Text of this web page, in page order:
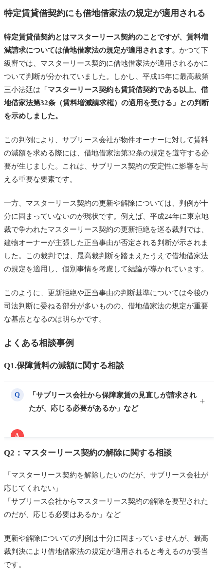
特定賃貸借契約にも借地借家法の規定が適用される
特定賃貸借契約とはマスターリース契約のことですが、賃料増
減請求については借地借家法の規定が適用されます。 かつて下
級審では、マスターリース契約に借地借家法が適用されるかに
ついて判断が分かれていました。しかし、平成15年に最高裁第
三小法廷は 「マスターリース契約も賃貸借契約である以上、借
地借家法第32条（賃料増減請求権）の適用を受ける」との判断
を示めしました。
この判例により、サブリース会社が物件オーナーに対して賃料
の減額を求める際には、借地借家法第32条の規定を遵守する必
要が生じました。これは、サブリース契約の安定性に影響を与
える重要な要素です。
一方、マスターリース契約の更新や解除については、判例が十
分に固まっていないのが現状です。例えば、平成24年に東京地
裁で争われたマスターリース契約の更新拒絶を巡る裁判では、
建物オーナーが主張した正当事由が否定される判断が示されま
した。この裁判では、最高裁判断を踏まえたうえで借地借家法
の規定を適用し、個別事情を考慮して結論が導かれています。
このように、更新拒絶や正当事由の判断基準については今後の
司法判断に委ねる部分が多いものの、借地借家法の規定が重要
な基点となるのは明らかです。
よくある相談事例
Q1.保障賃料の減額に関する相談
Q
「サブリース会社から保障家賃の見直しが請求され
たが、応じる必要があるか」など
A
収入が得られます。しかし、建物や設備の経年劣化や
入居率の変動に伴い、一定期間ごとに保障家賃の見直
より、増減請求が正当な根拠に基づいている限り、建
物オーナーは協議に応じる必要があります。
で争う必要があります。その際、裁判が確定するまで
の間は、サブリース会社が相当と認める借賃を一時的
Q2：マスターリース契約の解除に関する相談
「マスターリース契約を解除したいのだが、サブリース会社が
応じてくれない」
「サブリース会社からマスターリース契約の解除を要望された
のだが、応じる必要はあるか」など
更新や解除についての判例は十分に固まっていませんが、最高
裁判決により借地借家法の規定が適用されると考えるのが妥当
です。